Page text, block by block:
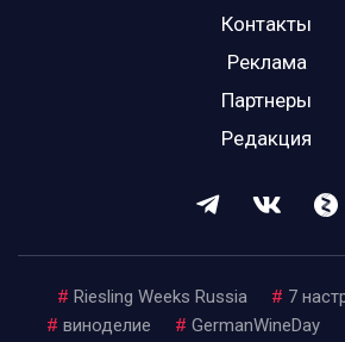
Контакты
Реклама
Партнеры
Редакция
# Riesling Weeks Russia # 7
# виноделие # GermanWineDay